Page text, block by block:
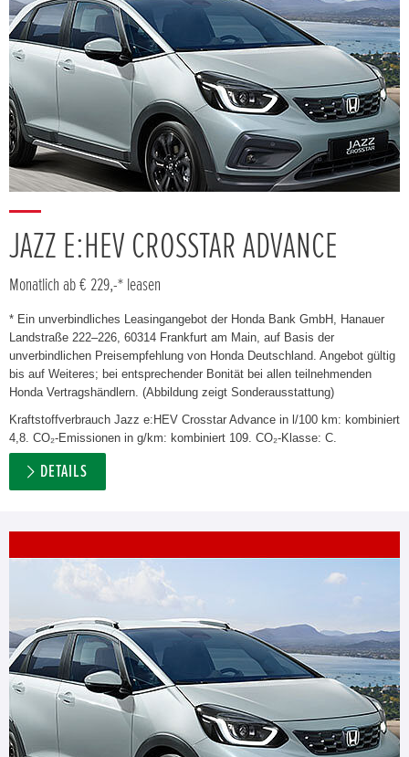
JAZZ E:HEV CROSSTAR ADVANCE
Monatlich ab € 229,-* leasen
* Ein unverbindliches Leasingangebot der Honda Bank GmbH, Hanauer
Landstraße 222–226, 60314 Frankfurt am Main, auf Basis der
unverbindlichen Preisempfehlung von Honda Deutschland. Angebot gültig
bis auf Weiteres; bei entsprechender Bonität bei allen teilnehmenden
Honda Vertragshändlern. (Abbildung zeigt Sonderausstattung)
Kraftstoffverbrauch Jazz e:HEV Crosstar Advance in l/100 km: kombiniert
4,8. CO₂-Emissionen in g/km: kombiniert 109. CO₂-Klasse: C.
DETAILS